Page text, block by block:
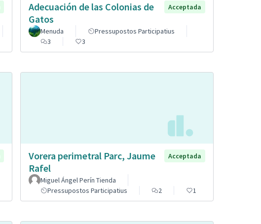
Adecuación de las Colonias de
Gatos
Acceptada
Menuda
Pressupostos Participatius
3
3
Vorera perimetral Parc, Jaume
Rafel
Acceptada
Miguel Ángel Perín Tienda
Pressupostos Participatius
2 1